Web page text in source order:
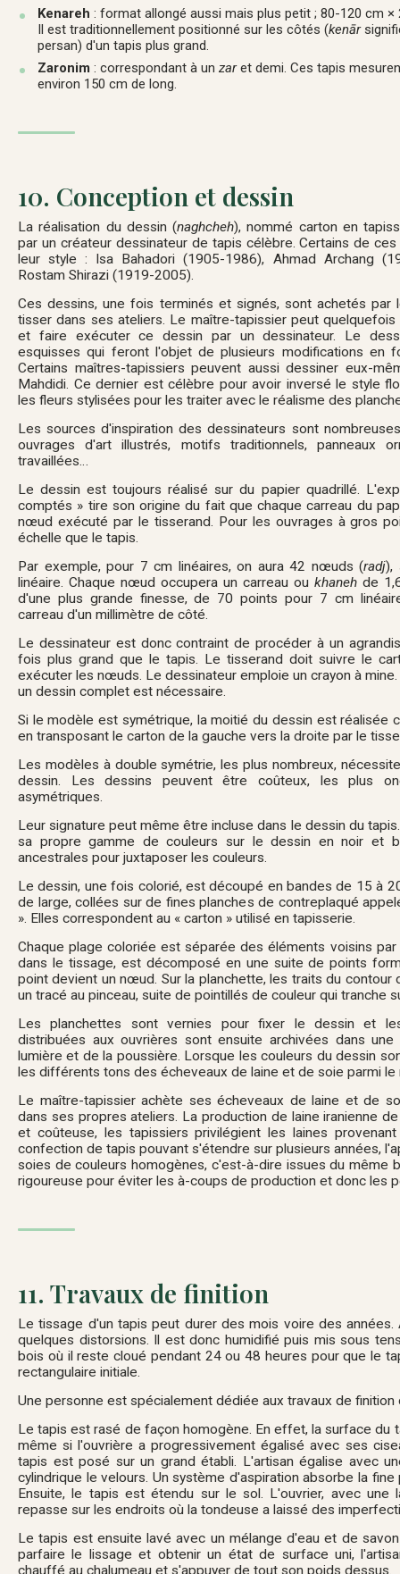
Kenareh : format allongé aussi mais plus petit ; 80-120 cm ×
Il est traditionnellement positionné sur les côtés (kenār
persan) d'un tapis plus grand.
Zaronim : correspondant à un zaret demi. Ces tapis
environ 150 cm de long.
10. Conception et dessin
La réalisation du dessin (naghcheh), nommé carton en
par un créateur dessinateur de tapis célèbre. Certains de
leur style : Isa Bahadori (1905-1986), Ahmad Archang
Rostam Shirazi (1919-2005).
Ces dessins, une fois terminés et signés, sont achetés par
tisser dans ses ateliers. Le maître-tapissier peut
et faire exécuter ce dessin par un dessinateur. Le
esquisses qui feront l'objet de plusieurs modifications en
Certains maîtres-tapissiers peuvent aussi dessiner eux-
Mahdidi. Ce dernier est célèbre pour avoir inversé le style
les fleurs stylisées pour les traiter avec le réalisme des
Les sources d'inspiration des dessinateurs sont
ouvrages d'art illustrés, motifs traditionnels, panneaux
travaillées…
Le dessin est toujours réalisé sur du papier quadrillé.
comptés » tire son origine du fait que chaque carreau du
nœud exécuté par le tisserand. Pour les ouvrages à gros
échelle que le tapis.
Par exemple, pour 7 cm linéaires, on aura 42 nœuds (radj),
linéaire. Chaque nœud occupera un carreau ou khaneh de
d'une plus grande finesse, de 70 points pour 7 cm
carreau d'un millimètre de côté.
Le dessinateur est donc contraint de procéder à un
fois plus grand que le tapis. Le tisserand doit suivre le
exécuter les nœuds. Le dessinateur emploie un crayon à
un dessin complet est nécessaire.
Si le modèle est symétrique, la moitié du dessin est réalisée
en transposant le carton de la gauche vers la droite par le
Les modèles à double symétrie, les plus nombreux,
dessin. Les dessins peuvent être coûteux, les plus
asymétriques.
Leur signature peut même être incluse dans le dessin du
sa propre gamme de couleurs sur le dessin en noir et
ancestrales pour juxtaposer les couleurs.
Le dessin, une fois colorié, est découpé en bandes de 15 à
de large, collées sur de fines planches de contreplaqué
». Elles correspondent au « carton » utilisé en tapisserie.
Chaque plage coloriée est séparée des éléments voisins par
dans le tissage, est décomposé en une suite de points
point devient un nœud. Sur la planchette, les traits du contour
un tracé au pinceau, suite de pointillés de couleur qui tranche
Les planchettes sont vernies pour fixer le dessin et
distribuées aux ouvrières sont ensuite archivées dans
lumière et de la poussière. Lorsque les couleurs du dessin
les différents tons des écheveaux de laine et de soie parmi le
Le maître-tapissier achète ses écheveaux de laine et de
dans ses propres ateliers. La production de laine iranienne
et coûteuse, les tapissiers privilégient les laines
confection de tapis pouvant s'étendre sur plusieurs années,
soies de couleurs homogènes, c'est-à-dire issues du même
rigoureuse pour éviter les à-coups de production et donc les
11. Travaux de finition
Le tissage d'un tapis peut durer des mois voire des années.
quelques distorsions. Il est donc humidifié puis mis sous
bois où il reste cloué pendant 24 ou 48 heures pour que le
rectangulaire initiale.
Une personne est spécialement dédiée aux travaux de finition
Le tapis est rasé de façon homogène. En effet, la surface du
même si l'ouvrière a progressivement égalisé avec ses
tapis est posé sur un grand établi. L'artisan égalise avec
cylindrique le velours. Un système d'aspiration absorbe la
Ensuite, le tapis est étendu sur le sol. L'ouvrier, avec une
repasse sur les endroits où la tondeuse a laissé des
Le tapis est ensuite lavé avec un mélange d'eau et de
parfaire le lissage et obtenir un état de surface uni,
chauffé au chalumeau et s'appuyer de tout son poids dessus.